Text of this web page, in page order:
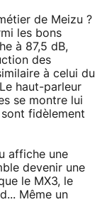
de Meizu ?
les bons
à 87,5 dB,
des
à celui du
haut-parleur
se montre lui
fidèlement
affiche une
devenir une
le MX3, le
Même un